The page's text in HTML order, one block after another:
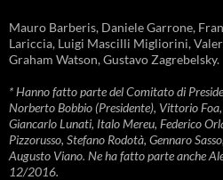
Mauro Barberis, Daniele Garrone,
Lariccia, Luigi Mascilli Migliorini,
Graham Watson, Gustavo Zagrebelsky.
* Hanno fatto parte del Comitato di
Norberto Bobbio (Presidente), Vittorio
Giancarlo Lunati, Italo Mereu, Federico
Pizzorusso, Stefano Rodotà, Gennaro
Augusto Viano. Ne ha fatto parte anche
12/2016.